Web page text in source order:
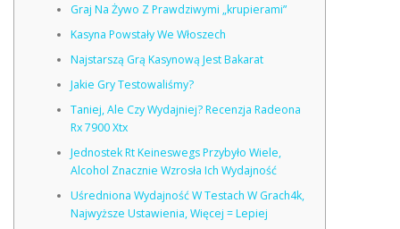
Graj Na Żywo Z Prawdziwymi „krupierami”
Kasyna Powstały We Włoszech
Najstarszą Grą Kasynową Jest Bakarat
Jakie Gry Testowaliśmy?
Taniej, Ale Czy Wydajniej? Recenzja Radeona
Rx 7900 Xtx
Jednostek Rt Keineswegs Przybyło Wiele,
Alcohol Znacznie Wzrosła Ich Wydajność
Uśredniona Wydajność W Testach W Grach4k,
Najwyższe Ustawienia, Więcej = Lepiej